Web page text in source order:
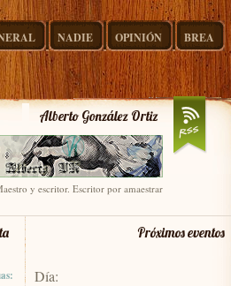
NADIE OPINIÓN BREA
Alberto González Ortiz
y escritor. Escritor por amaestrar
Próximos eventos
Día: